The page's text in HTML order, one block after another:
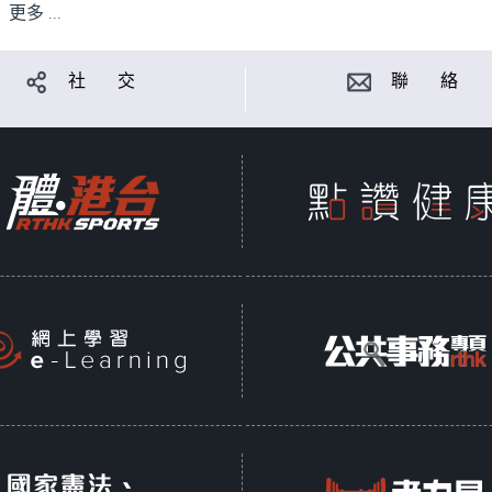
更多 ...
社 交 聯 絡